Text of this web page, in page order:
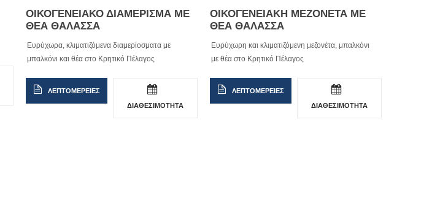
ΟΙΚΟΓΕΝΕΙΑΚΟ ΔΙΑΜΕΡΙΣΜΑ ΜΕ
ΘΕΑ ΘΑΛΑΣΣΑ
Ευρύχωρα, κλιματιζόμενα διαμερίοσματα με
μπαλκόνι και θέα στο Κρητικό Πέλαγος
ΛΕΠΤΟΜΕΡΕΙΕΣ
ΔΙΑΘΕΣΙΜΟΤΗΤΑ
ΟΙΚΟΓΕΝΕΙΑΚΗ ΜΕΖΟΝΕΤΑ ΜΕ
ΘΕΑ ΘΑΛΑΣΣΑ
Ευρύχωρη και κλιματιζόμενη μεζονέτα, μπαλκόνι
με θέα στο Κρητικό Πέλαγος
ΛΕΠΤΟΜΕΡΕΙΕΣ
ΔΙΑΘΕΣΙΜΟΤΗΤΑ